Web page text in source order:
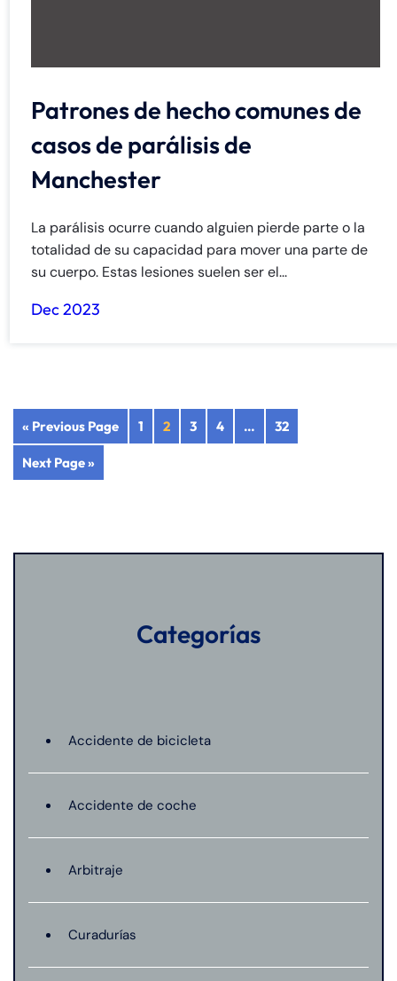
Patrones de hecho comunes de
casos de parálisis de
Manchester
La parálisis ocurre cuando alguien pierde parte o la
totalidad de su capacidad para mover una parte de
su cuerpo. Estas lesiones suelen ser el...
Dec 2023
« Previous Page 1 2 3 4 … 32
Next Page »
Categorías
Accidente de bicicleta
Accidente de coche
Arbitraje
Curadurías